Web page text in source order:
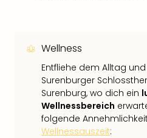
Wellness
Entfliehe dem Alltag
Surenburger
Surenburg, wo dich ein
Wellnessbereich
folgende
Wellnessauszeit: